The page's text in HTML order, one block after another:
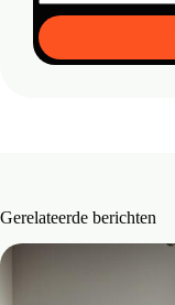
Gerelateerde berichten